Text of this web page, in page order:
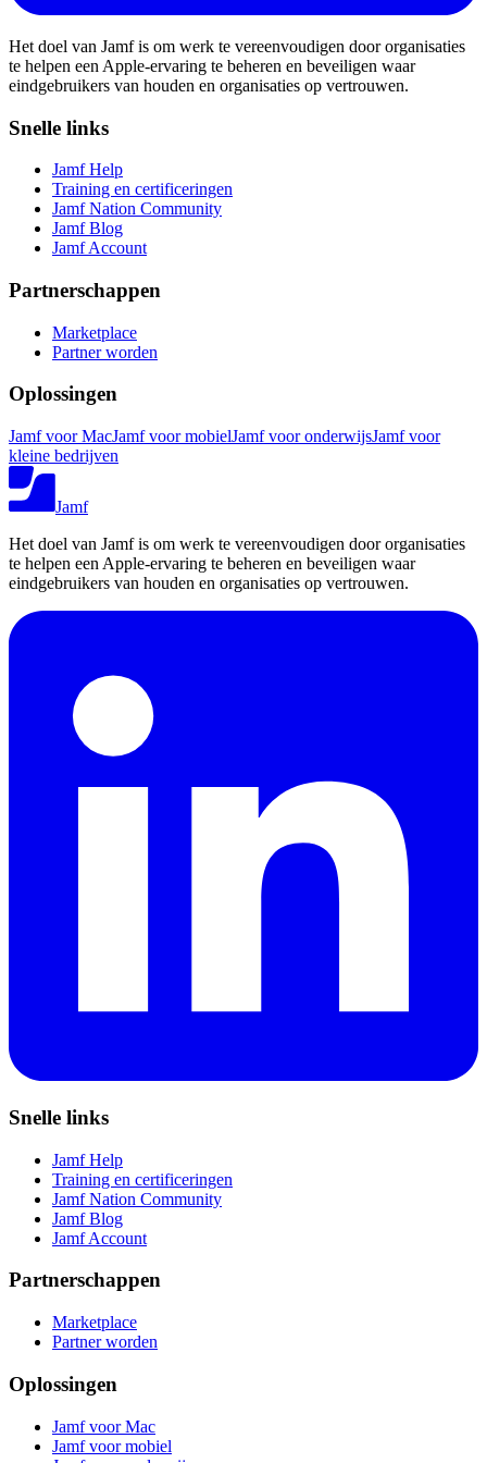
Het doel van Jamf is om werk te vereenvoudigen door organisaties
te helpen een Apple-ervaring te beheren en beveiligen waar
eindgebruikers van houden en organisaties op vertrouwen.
Snelle links
Jamf Help
Training en certificeringen
Jamf Nation Community
Jamf Blog
Jamf Account
Partnerschappen
Marketplace
Partner worden
Oplossingen
Jamf voor MacJamf voor mobielJamf voor onderwijsJamf voor
kleine bedrijven
Jamf
Het doel van Jamf is om werk te vereenvoudigen door organisaties
te helpen een Apple-ervaring te beheren en beveiligen waar
eindgebruikers van houden en organisaties op vertrouwen.
Snelle links
Jamf Help
Training en certificeringen
Jamf Nation Community
Jamf Blog
Jamf Account
Partnerschappen
Marketplace
Partner worden
Oplossingen
Jamf voor Mac
Jamf voor mobiel